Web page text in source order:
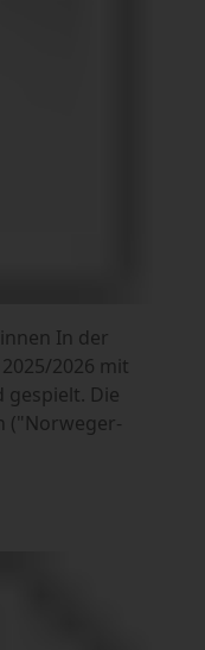
In der
2026 mit
gespielt. Die
("Norweger-